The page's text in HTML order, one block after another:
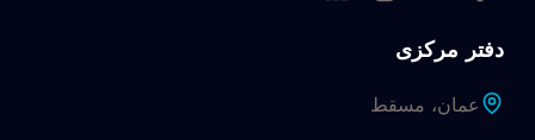
دفتر مرکزی
عمان، مسقط